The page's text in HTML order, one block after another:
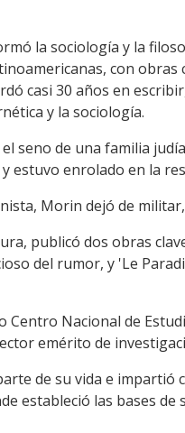
la sociología y la
con
casi 30 años en
y la sociología.
seno de una familia
estuvo enrolado en la
Morin dejó de
publicó dos obras
del rumor, y 'Le
Nacional de
emérito de
de su vida e impartió
estableció las bases